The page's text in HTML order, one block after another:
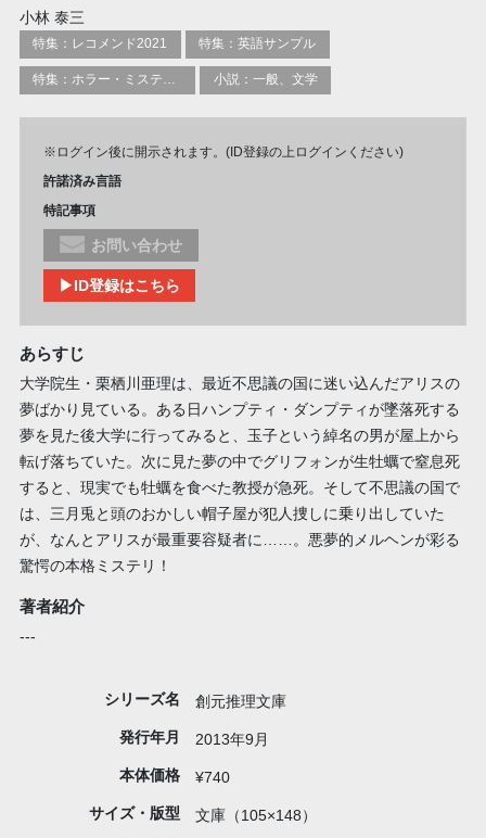
小林 泰三
特集：レコメンド2021 特集：英語サンプル
特集：ホラー・ミステリー 小説：一般、文学
※ログイン後に開示されます。(ID登録の上ログインください)
許諾済み言語
特記事項
お問い合わせ
▶ID登録はこちら
あらすじ
大学院生・栗栖川亜理は、最近不思議の国に迷い込んだアリスの
夢ばかり見ている。ある日ハンプティ・ダンプティが墜落死する
夢を見た後大学に行ってみると、玉子という綽名の男が屋上から
転げ落ちていた。次に見た夢の中でグリフォンが生牡蠣で窒息死
すると、現実でも牡蠣を食べた教授が急死。そして不思議の国で
は、三月兎と頭のおかしい帽子屋が犯人捜しに乗り出していた
が、なんとアリスが最重要容疑者に……。悪夢的メルヘンが彩る
驚愕の本格ミステリ！
著者紹介
---
シリーズ名 創元推理文庫
発行年月 2013年9月
本体価格 ¥740
サイズ・版型 文庫（105×148）